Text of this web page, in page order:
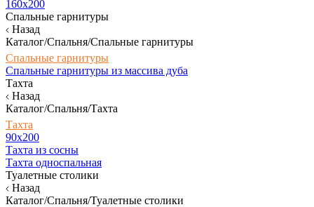
160х200
Спальные гарнитуры
Назад
Каталог/Спальня/Спальные гарнитуры
Спальные гарнитуры
Спальные гарнитуры из массива дуба
Тахта
Назад
Каталог/Спальня/Тахта
Тахта
90х200
Тахта из сосны
Тахта односпальная
Туалетные столики
Назад
Каталог/Спальня/Туалетные столики